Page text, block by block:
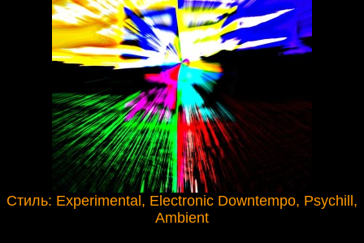
Стиль: Experimental, Electronic Downtempo, Psychill,
Ambient